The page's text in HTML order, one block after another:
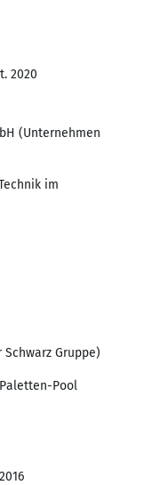
2020
(Unternehmen
im
Gruppe)
Pool